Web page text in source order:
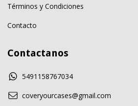
Términos y Condiciones
Contacto
Contactanos
5491158767034
coveryourcases@gmail.com